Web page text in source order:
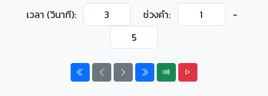
เวลา (วินาที): ช่วงคำ: -